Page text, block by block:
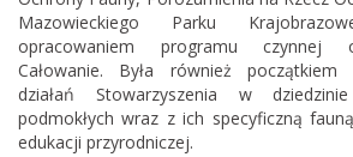
Mazowieckiego Parku
opracowaniem programu czynnej
Całowanie. Była również początkiem
działań Stowarzyszenia w
podmokłych wraz z ich specyficzną
edukacji przyrodniczej.